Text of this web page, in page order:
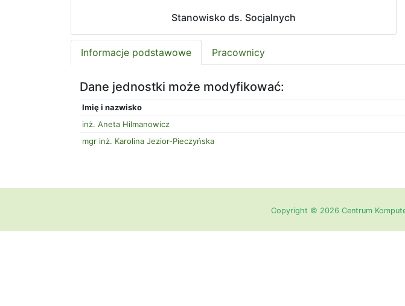
Stanowisko ds. Socjalnych
Informacje podstawowe Pracownicy
Dane jednostki może modyfikować:
Imię i nazwisko
inż. Aneta Hilmanowicz
mgr inż. Karolina Jezior-Pieczyńska
Copyright © 2026 Centrum